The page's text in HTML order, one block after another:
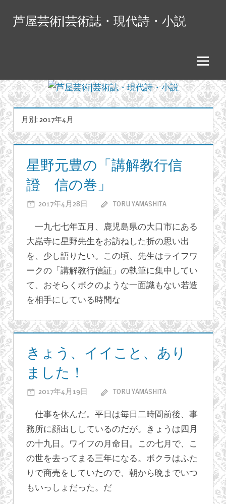
へ
ス
キ
ッ
プ
芦屋芸術|芸術誌・現代詩・小説
月別: 2017年4月
星野元豊の「講解教行信
證 信の巻」
2017年4月28日 TORU YAMASHITA
元
の
「講
解
信
證
コメント
を受け付けて
いません。
一九七七年五月、鹿児島県の大口市にある
大嵓寺に星野先生をお訪ねした折の思い出
を、少し語りたい。この頃、先生はライフワ
ークの「講解教行信証」の執筆に集中してい
て、おそらくボクのような一面識もない若造
を相手にしている時間な
ブ
グ
きょう、イイこと、あり
ました！
2017年4月19日 TORU YAMASHITA
う、
イ
イ
こ
と、
コメント
を受け付けて
いません。
仕事を休んだ。平日は毎日二時間前後、事
務所に顔出ししているのだが。きょうは四月
の十九日。ワイフの月命日。この七月で、こ
の世を去ってまる三年になる。ボクラはふた
りで商売をしていたので、朝から晩までいつ
もいっしょだった。だ